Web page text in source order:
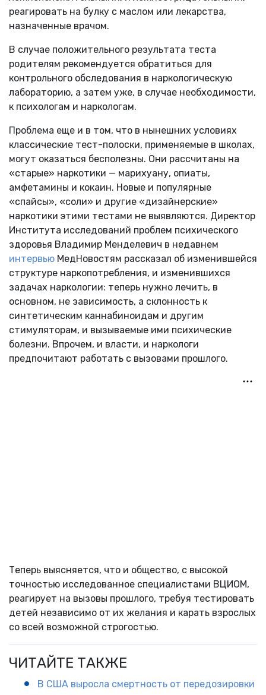
реагировать на булку с маслом или лекарства,
назначенные врачом.
В случае положительного результата теста
родителям рекомендуется обратиться для
контрольного обследования в наркологическую
лабораторию, а затем уже, в случае необходимости,
к психологам и наркологам.
Проблема еще и в том, что в нынешних условиях
классические тест-полоски, применяемые в школах,
могут оказаться бесполезны. Они рассчитаны на
«старые» наркотики — марихуану, опиаты,
амфетамины и кокаин. Новые и популярные
«спайсы», «соли» и другие «дизайнерские»
наркотики этими тестами не выявляются. Директор
Института исследований проблем психического
здоровья Владимир Менделевич в недавнем
интервью МедНовостям рассказал об изменившейся
структуре наркопотребления, и изменившихся
задачах наркологии: теперь нужно лечить, в
основном, не зависимость, а склонность к
синтетическим каннабиноидам и другим
стимуляторам, и вызываемые ими психические
болезни. Впрочем, и власти, и наркологи
предпочитают работать с вызовами прошлого.
Теперь выясняется, что и общество, с высокой
точностью исследованное специалистами ВЦИОМ,
реагирует на вызовы прошлого, требуя тестировать
детей независимо от их желания и карать взрослых
со всей возможной строгостью.
ЧИТАЙТЕ ТАКЖЕ
В США выросла смертность от передозировки